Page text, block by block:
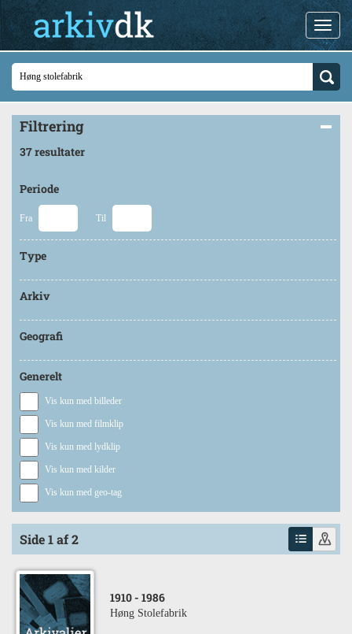
Filtrering
37 resultater
Periode
Fra Til
Type
Arkiv
Geografi
Generelt
Vis kun med billeder
Vis kun med filmklip
Vis kun med lydklip
Vis kun med kilder
Vis kun med geo-tag
Side 1 af 2
1910 - 1986
Høng Stolefabrik